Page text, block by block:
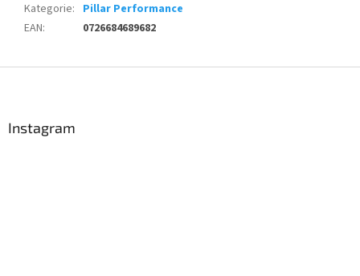
Kategorie: Pillar Performance
EAN: 0726684689682
Instagram